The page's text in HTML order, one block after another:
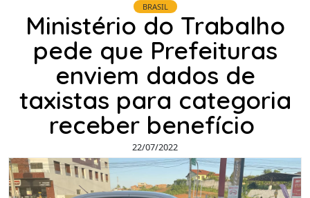
BRASIL
Ministério do Trabalho
pede que Prefeituras
enviem dados de
taxistas para categoria
receber benefício
22/07/2022